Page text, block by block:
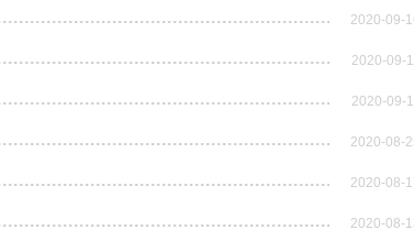
2020-09-
2020-09-
2020-09-
2020-08-
2020-08-
2020-08-